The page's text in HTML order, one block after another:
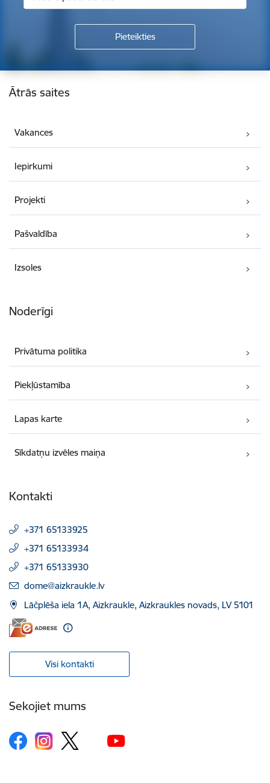
Kājene
Ātrās saites
Vakances
Iepirkumi
Projekti
Pašvaldība
Izsoles
Noderīgi
Privātuma politika
Piekļūstamība
Lapas karte
Sīkdatņu izvēles maiņa
Kontakti
+371 65133925
+371 65133934
+371 65133930
E-pasts:
dome@aizkraukle.lv
Lāčplēša iela 1A, Aizkraukle, Aizkraukles novads, LV 5101
Visi kontakti
Sekojiet mums